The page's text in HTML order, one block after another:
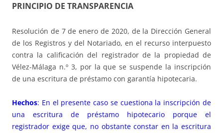
PRINCIPIO DE TRANSPARENCIA
Resolución de 7 de enero de 2020, de la Dirección General
de los Registros y del Notariado, en el recurso interpuesto
contra la calificación del registrador de la propiedad de
Vélez-Málaga n.º 3, por la que se suspende la inscripción
de una escritura de préstamo con garantía hipotecaria.
Hechos: En el presente caso se cuestiona la inscripción de
una escritura de préstamo hipotecario porque el
registrador exige que, no obstante constar en la escritura